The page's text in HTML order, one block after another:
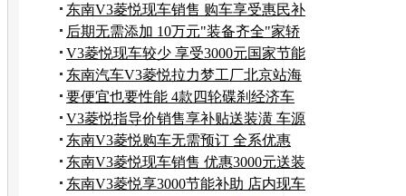
决
东南V3菱悦现车销售 购车享受惠民补
贴
后期无需添加 10万元"装备齐全"家轿
推荐
V3菱悦现车较少 享受3000元国家节能
补贴
东南汽车V3菱悦拉力梦工厂北京站海
选报道
要便宜也要性能 4款四轮碟刹经济车
推荐
V3菱悦指导价销售享补贴送装潢 车源
充足
东南V3菱悦购车无需预订 全系优惠
3000元
东南V3菱悦现车销售 优惠3000元送装
潢
东南V3菱悦享3000节能补助 店内现车